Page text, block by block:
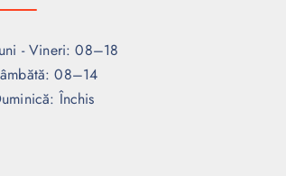
- Vineri: 08–18
08–14
Închis